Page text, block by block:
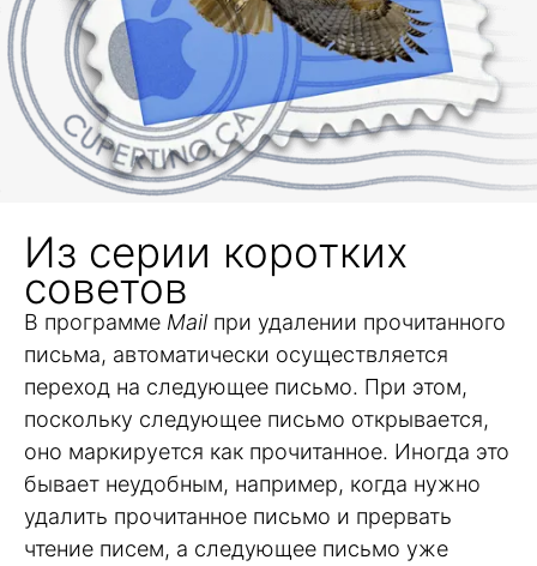
Из серии коротких
советов
В программе Mail при удалении прочитанного
письма, автоматически осуществляется
переход на следующее письмо. При этом,
поскольку следующее письмо открывается,
оно маркируется как прочитанное. Иногда это
бывает неудобным, например, когда нужно
удалить прочитанное письмо и прервать
чтение писем, а следующее письмо уже